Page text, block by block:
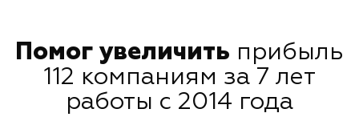
Помог увеличить прибыль
112 компаниям за 7 лет
работы с 2014 года